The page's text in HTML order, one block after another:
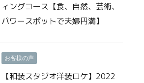
ィングコース【食、自然、芸術、
パワースポットで夫婦円満】
お客様の声
【和装スタジオ洋装ロケ】2022